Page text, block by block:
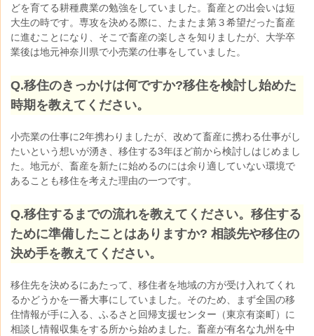
どを育てる耕種農業の勉強をしていました。畜産との出会いは短
大生の時です。専攻を決める際に、たまたま第３希望だった畜産
に進むことになり、そこで畜産の楽しさを知りましたが、大学卒
業後は地元神奈川県で小売業の仕事をしていました。
Q.移住のきっかけは何ですか?移住を検討し始めた
時期を教えてください。
小売業の仕事に2年携わりましたが、 改めて畜産に携わる仕事がし
たいという想いが湧き、移住する3年ほど前から検討しはじめまし
た。地元が、畜産を新たに始めるのには余り適していない環境で
あることも移住を考えた理由の一つです。
Q.移住するまでの流れを教えてください。移住する
ために準備したことはありますか? 相談先や移住の
決め手を教えてください。
移住先を決めるにあたって、移住者を地域の方が受け入れてくれ
るかどうかを一番大事にしていました。そのため、まず全国の移
住情報が手に入る、ふるさと回帰支援センター（東京有楽町）に
相談し情報収集をする所から始めました。畜産が有名な九州を中